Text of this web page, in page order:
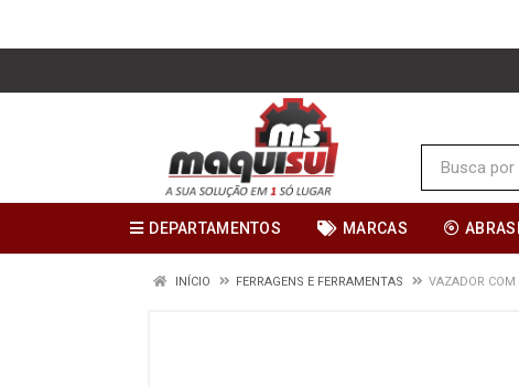
DEPARTAMENTOS MARCAS
INÍCIO FERRAGENS E FERRAMENTAS VAZADOR